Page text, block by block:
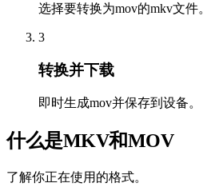
选择要转换为mov的mkv文件。
3
转换并下载
即时生成mov并保存到设备。
什么是MKV和MOV
了解你正在使用的格式。